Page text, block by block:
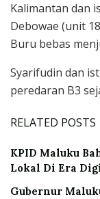
Kalimantan dan
Debowae (unit
Buru bebas
Syarifudin dan
peredaran B3
RELATED POSTS
KPID Maluku
Lokal Di Era
Gubernur